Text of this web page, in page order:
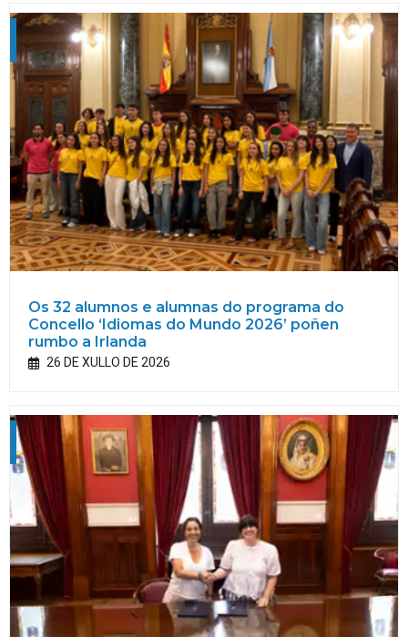
Os 32 alumnos e alumnas do programa do
Concello ‘Idiomas do Mundo 2026’ poñen
rumbo a Irlanda
26 DE XULLO DE 2026